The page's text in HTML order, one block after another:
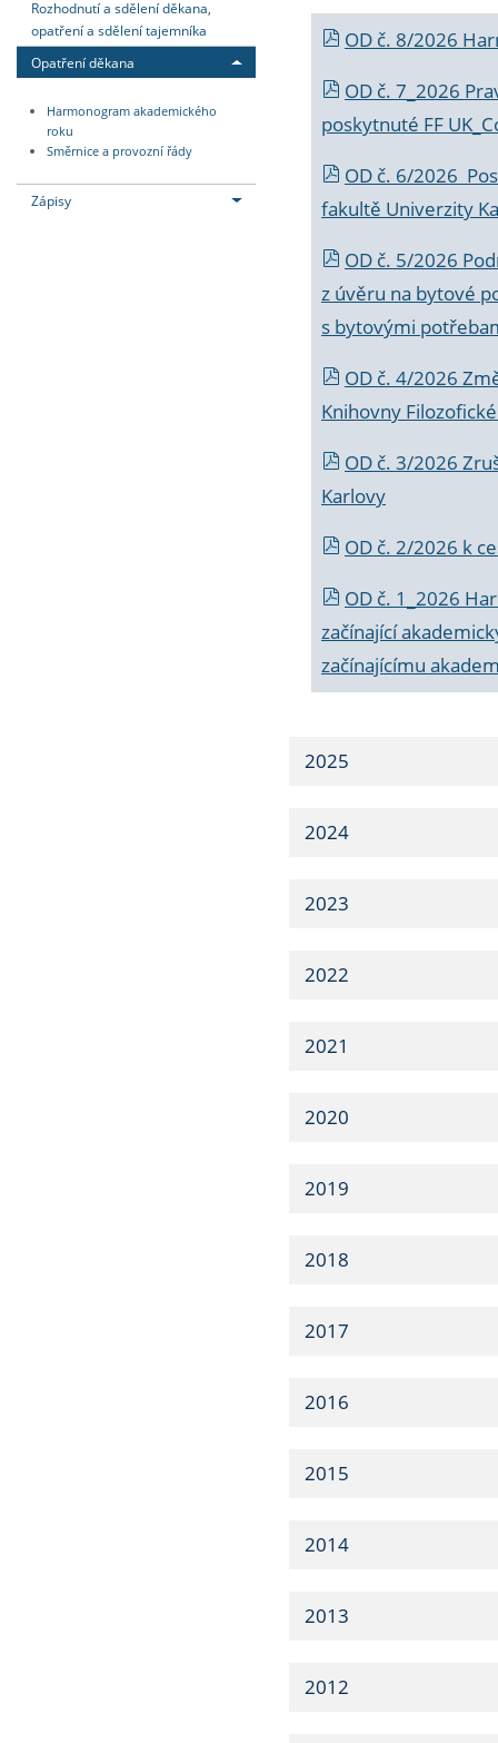
Rozhodnutí a sdělení děkana,
opatření a sdělení tajemníka
Opatření děkana
Harmonogram akademického
roku
Směrnice a provozní řády
Zápisy
OD č. 8/2026
OD č. 7_2026
poskytnuté FF
OD č. 6/2026
fakultě Univerzity
OD č. 5/2026
z úvěru na bytové
s bytovými
OD č. 4/2026
Knihovny
OD č. 3/2026
Karlovy
OD č. 2/2026 k
OD č. 1_2026
začínající
začínajícímu
2025
2024
2023
2022
2021
2020
2019
2018
2017
2016
2015
2014
2013
2012